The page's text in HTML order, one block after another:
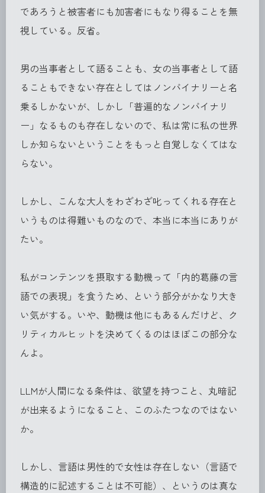
であろうと被害者にも加害者にもなり得ることを無
視している。反省。
男の当事者として語ることも、女の当事者として語
ることもできない存在としてはノンバイナリーと名
乗るしかないが、しかし「普遍的なノンバイナリ
ー」なるものも存在しないので、私は常に私の世界
しか知らないということをもっと自覚しなくてはな
らない。
しかし、こんな大人をわざわざ叱ってくれる存在と
いうものは得難いものなので、本当に本当にありが
たい。
私がコンテンツを摂取する動機って「内的葛藤の言
語での表現」を食うため、という部分がかなり大き
い気がする。いや、動機は他にもあるんだけど、ク
リティカルヒットを決めてくるのはほぼこの部分な
んよ。
LLMが人間になる条件は、欲望を持つこと、丸暗記
が出来るようになること、このふたつなのではない
か。
しかし、言語は男性的で女性は存在しない（言語で
構造的に記述することは不可能）、というのは真な